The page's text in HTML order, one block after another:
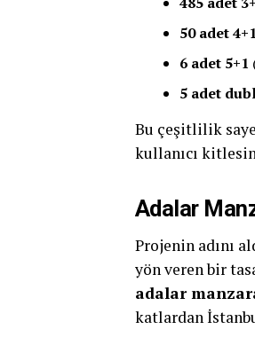
50 adet 4+1
6 adet 5+1
5 adet
Bu çeşitlilik
kullanıcı
Adalar
Projenin adını
yön veren bir
adalar
katlardan